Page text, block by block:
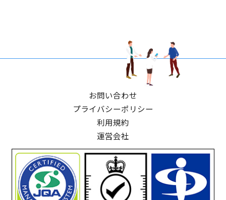
お問い合わせ
プライバシーポリシー
利用規約
運営会社